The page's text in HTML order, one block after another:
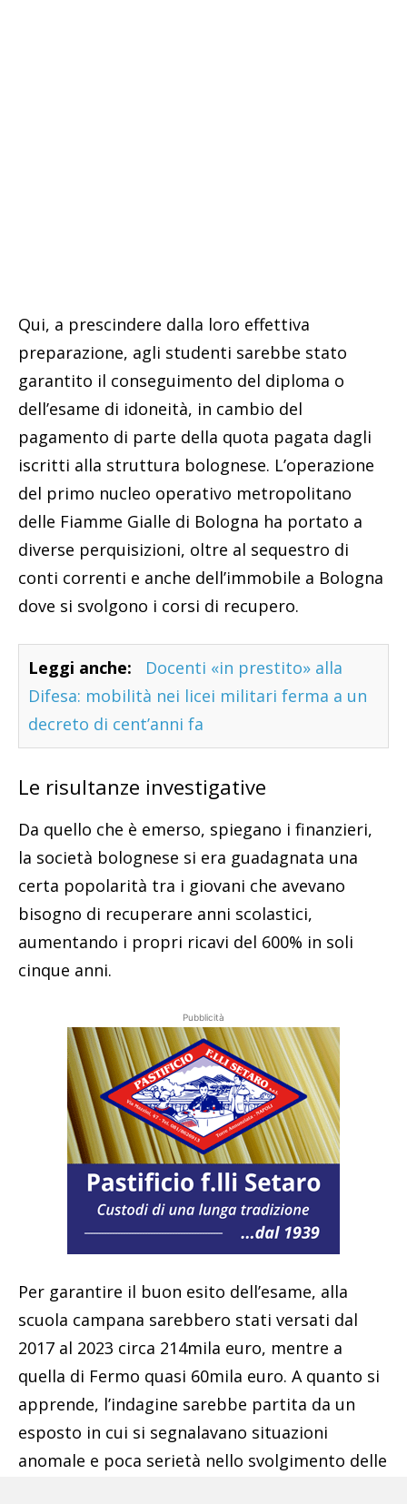
Qui, a prescindere dalla loro effettiva
preparazione, agli studenti sarebbe stato
garantito il conseguimento del diploma o
dell’esame di idoneità, in cambio del
pagamento di parte della quota pagata dagli
iscritti alla struttura bolognese. L’operazione
del primo nucleo operativo metropolitano
delle Fiamme Gialle di Bologna ha portato a
diverse perquisizioni, oltre al sequestro di
conti correnti e anche dell’immobile a Bologna
dove si svolgono i corsi di recupero.
Leggi anche:
Docenti «in prestito» alla
Difesa: mobilità nei licei militari ferma a un
decreto di cent’anni fa
Le risultanze investigative
Da quello che è emerso, spiegano i finanzieri,
la società bolognese si era guadagnata una
certa popolarità tra i giovani che avevano
bisogno di recuperare anni scolastici,
aumentando i propri ricavi del 600% in soli
cinque anni.
Pubblicità
Per garantire il buon esito dell’esame, alla
scuola campana sarebbero stati versati dal
2017 al 2023 circa 214mila euro, mentre a
quella di Fermo quasi 60mila euro. A quanto si
apprende, l’indagine sarebbe partita da un
esposto in cui si segnalavano situazioni
anomale e poca serietà nello svolgimento delle